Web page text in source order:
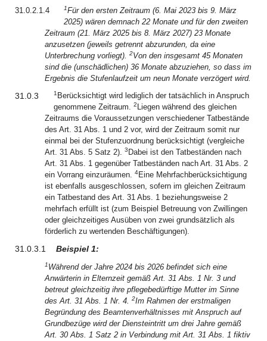
31.0.2.1.4 1Für den ersten Zeitraum (6. Mai 2023 bis 9. März
2025) wären demnach 22 Monate und für den zweiten
Zeitraum (21. März 2025 bis 8. März 2027) 23 Monate
anzusetzen (jeweils getrennt abzurunden, da eine
Unterbrechung vorliegt). 2Von den insgesamt 45 Monaten
sind die (unschädlichen) 36 Monate abzuziehen, so dass im
Ergebnis die Stufenlaufzeit um neun Monate verzögert wird.
31.0.3 1 Berücksichtigt wird lediglich der tatsächlich in Anspruch
genommene Zeitraum. 2 Liegen während des gleichen
Zeitraums die Voraussetzungen verschiedener Tatbestände
des Art. 31 Abs. 1 und 2 vor, wird der Zeitraum somit nur
einmal bei der Stufenzuordnung berücksichtigt (vergleiche
Art. 31 Abs. 5 Satz 2). 3 Dabei ist den Tatbeständen nach
Art. 31 Abs. 1 gegenüber Tatbeständen nach Art. 31 Abs. 2
ein Vorrang einzuräumen. 4Eine Mehrfachberücksichtigung
ist ebenfalls ausgeschlossen, sofern im gleichen Zeitraum
ein Tatbestand des Art. 31 Abs. 1 beziehungsweise 2
mehrfach erfüllt ist (zum Beispiel Betreuung von Zwillingen
oder gleichzeitiges Ausüben von zwei grundsätzlich als
förderlich zu wertenden Beschäftigungen).
31.0.3.1 Beispiel 1:
1Während der Jahre 2024 bis 2026 befindet sich eine
Anwärterin in Elternzeit gemäß Art. 31 Abs. 1 Nr. 3 und
betreut gleichzeitig ihre pflegebedürftige Mutter im Sinne
des Art. 31 Abs. 1 Nr. 4. 2Im Rahmen der erstmaligen
Begründung des Beamtenverhältnisses mit Anspruch auf
Grundbezüge wird der Diensteintritt um drei Jahre gemäß
Art. 30 Abs. 1 Satz 2 in Verbindung mit Art. 31 Abs. 1 fiktiv